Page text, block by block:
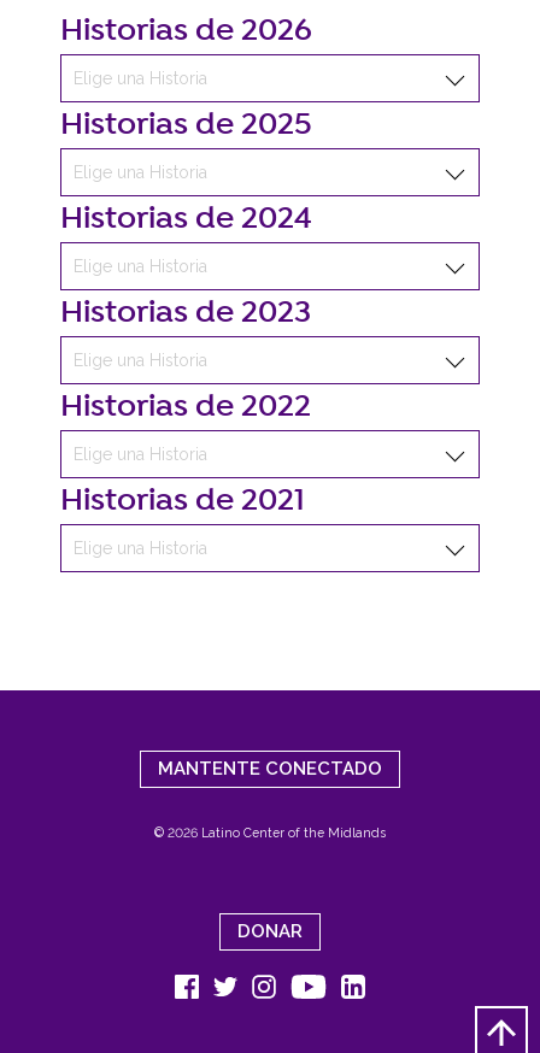
Historias de 2026
Historias de 2025
Historias de 2024
Historias de 2023
Historias de 2022
Historias de 2021
MANTENTE CONECTADO
© 2026 Latino Center of the Midlands
DONAR